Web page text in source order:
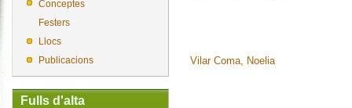
Conceptes
Festers
Llocs
Publicacions
Fulls d'alta
Vilar Coma, Noelia